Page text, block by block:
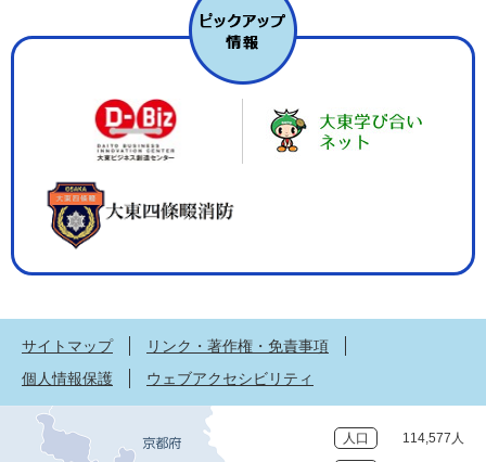
サイトマップ
リンク・著作権・免責事項
個人情報保護
ウェブアクセシビリティ
人口 114,577人